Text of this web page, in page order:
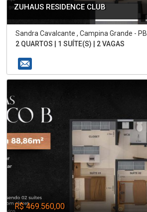
ZUHAUS RESIDENCE CLUB
Sandra Cavalcante , Campina Grande - PB
2 QUARTOS | 1 SUÍTE(S) | 2 VAGAS
R$ 469.560,00